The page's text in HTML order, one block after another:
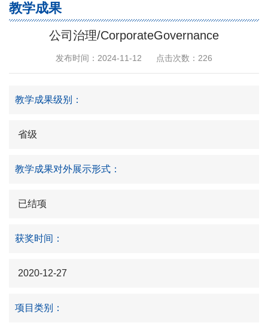
教学成果
公司治理/CorporateGovernance
发布时间：2024-11-12 点击次数： 226
教学成果级别：
省级
教学成果对外展示形式：
已结项
获奖时间：
2020-12-27
项目类别：